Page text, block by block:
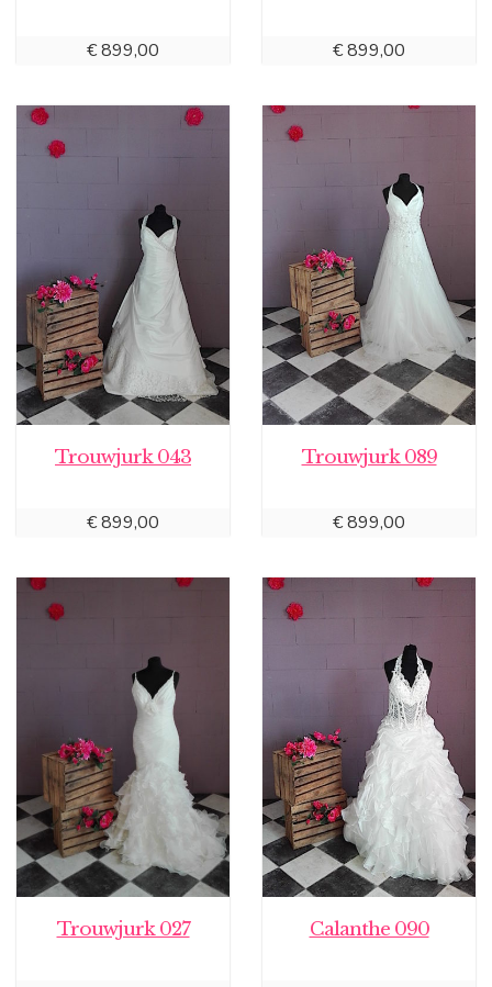
€899,00 €899,00
Trouwjurk 043
€899,00
Trouwjurk 089
€899,00
Trouwjurk 027 Calanthe 090